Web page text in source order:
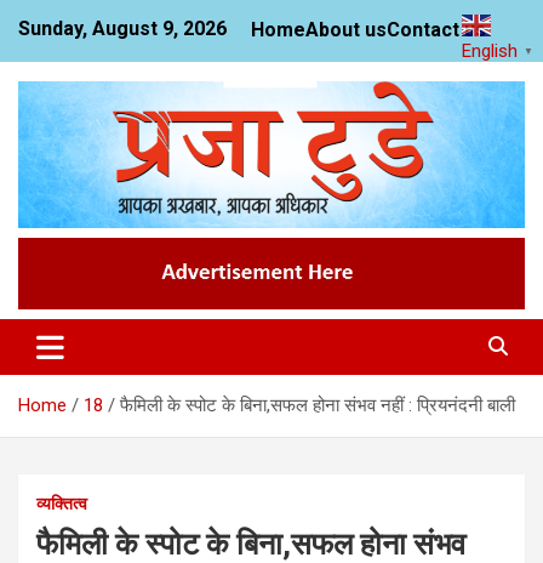
content
Sunday, August 9, 2026 HomeAbout usContact us
Praja Today
News Website
Home 18 फैमिली के स्पोट के बिना,सफल होना संभव नहीं : प्रियनंदनी बाली
व्यक्तित्व
फैमिली के स्पोट के बिना,सफल होना संभव
English ▼